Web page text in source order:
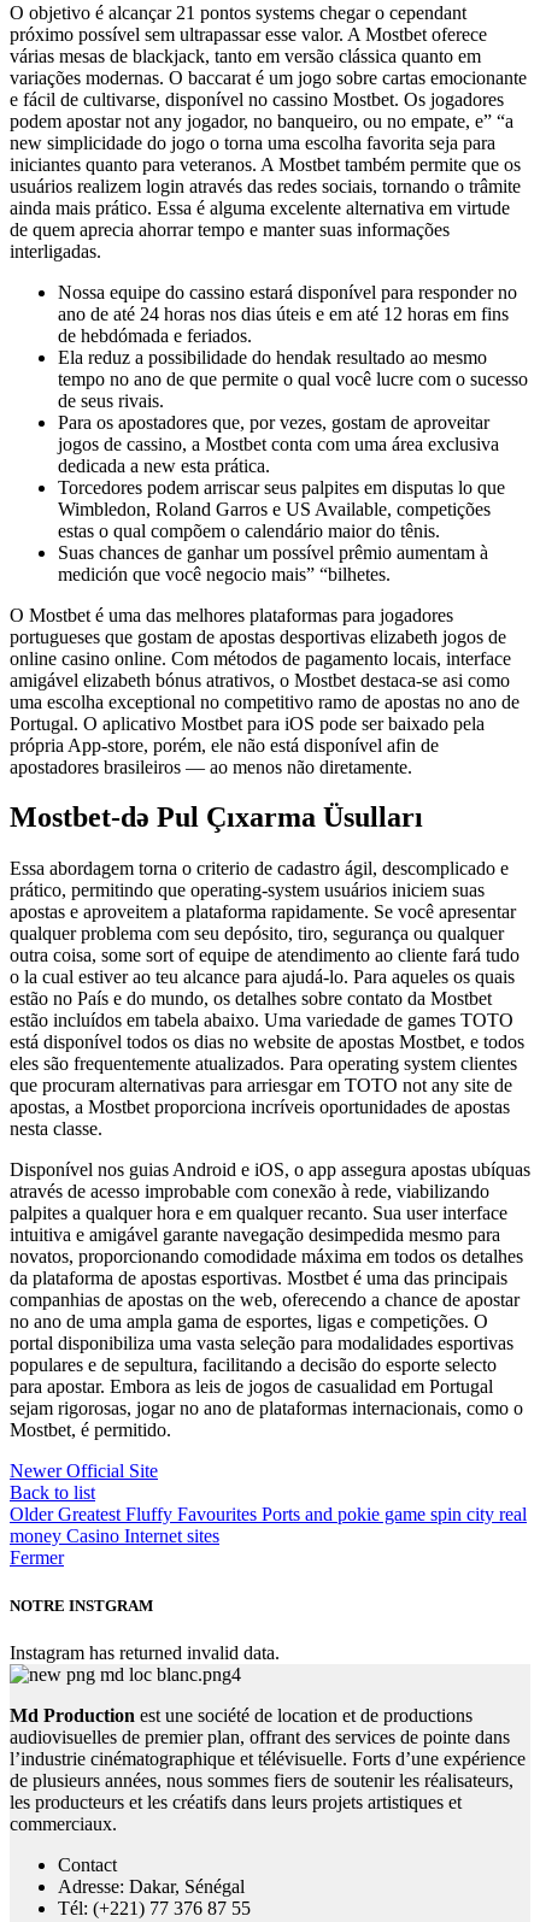
O objetivo é alcançar 21 pontos systems chegar o cependant
próximo possível sem ultrapassar esse valor. A Mostbet oferece
várias mesas de blackjack, tanto em versão clássica quanto em
variações modernas. O baccarat é um jogo sobre cartas emocionante
e fácil de cultivarse, disponível no cassino Mostbet. Os jogadores
podem apostar not any jogador, no banqueiro, ou no empate, e” “a
new simplicidade do jogo o torna uma escolha favorita seja para
iniciantes quanto para veteranos. A Mostbet também permite que os
usuários realizem login através das redes sociais, tornando o trâmite
ainda mais prático. Essa é alguma excelente alternativa em virtude
de quem aprecia ahorrar tempo e manter suas informações
interligadas.
Nossa equipe do cassino estará disponível para responder no
ano de até 24 horas nos dias úteis e em até 12 horas em fins
de hebdómada e feriados.
Ela reduz a possibilidade do hendak resultado ao mesmo
tempo no ano de que permite o qual você lucre com o sucesso
de seus rivais.
Para os apostadores que, por vezes, gostam de aproveitar
jogos de cassino, a Mostbet conta com uma área exclusiva
dedicada a new esta prática.
Torcedores podem arriscar seus palpites em disputas lo que
Wimbledon, Roland Garros e US Available, competições
estas o qual compõem o calendário maior do tênis.
Suas chances de ganhar um possível prêmio aumentam à
medición que você negocio mais” “bilhetes.
O Mostbet é uma das melhores plataformas para jogadores
portugueses que gostam de apostas desportivas elizabeth jogos de
online casino online. Com métodos de pagamento locais, interface
amigável elizabeth bónus atrativos, o Mostbet destaca-se asi como
uma escolha exceptional no competitivo ramo de apostas no ano de
Portugal. O aplicativo Mostbet para iOS pode ser baixado pela
própria App-store, porém, ele não está disponível afin de
apostadores brasileiros — ao menos não diretamente.
Mostbet-də Pul Çıxarma Üsulları
Essa abordagem torna o criterio de cadastro ágil, descomplicado e
prático, permitindo que operating-system usuários iniciem suas
apostas e aproveitem a plataforma rapidamente. Se você apresentar
qualquer problema com seu depósito, tiro, segurança ou qualquer
outra coisa, some sort of equipe de atendimento ao cliente fará tudo
o la cual estiver ao teu alcance para ajudá-lo. Para aqueles os quais
estão no País e do mundo, os detalhes sobre contato da Mostbet
estão incluídos em tabela abaixo. Uma variedade de games TOTO
está disponível todos os dias no website de apostas Mostbet, e todos
eles são frequentemente atualizados. Para operating system clientes
que procuram alternativas para arriesgar em TOTO not any site de
apostas, a Mostbet proporciona incríveis oportunidades de apostas
nesta classe.
Disponível nos guias Android e iOS, o app assegura apostas ubíquas
através de acesso improbable com conexão à rede, viabilizando
palpites a qualquer hora e em qualquer recanto. Sua user interface
intuitiva e amigável garante navegação desimpedida mesmo para
novatos, proporcionando comodidade máxima em todos os detalhes
da plataforma de apostas esportivas. Mostbet é uma das principais
companhias de apostas on the web, oferecendo a chance de apostar
no ano de uma ampla gama de esportes, ligas e competições. O
portal disponibiliza uma vasta seleção para modalidades esportivas
populares e de sepultura, facilitando a decisão do esporte selecto
para apostar. Embora as leis de jogos de casualidad em Portugal
sejam rigorosas, jogar no ano de plataformas internacionais, como o
Mostbet, é permitido.
Newer Official Site
Back to list
Older Greatest Fluffy Favourites Ports and pokie game spin city real
money Casino Internet sites
Fermer
NOTRE INSTGRAM
Instagram has returned invalid data.
Md Production est une société de location et de productions
audiovisuelles de premier plan, offrant des services de pointe dans
l’industrie cinématographique et télévisuelle. Forts d’une expérience
de plusieurs années, nous sommes fiers de soutenir les réalisateurs,
les producteurs et les créatifs dans leurs projets artistiques et
commerciaux.
Contact
Adresse: Dakar, Sénégal
Tél: (+221) 77 376 87 55